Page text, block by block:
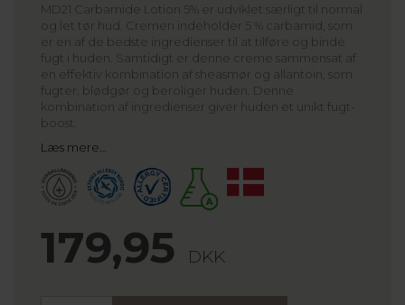
MD21 Carbamide Lotion 5% er udviklet særligt til normal
og let tør hud. Cremen indeholder 5 % carbamid, som
er en af de bedste ingredienser til at tilføre og binde
fugt i huden. Samtidigt er denne creme sammensat af
en effektiv kombination af sheasmør og allantoin, som
fugter, blødgør og beroliger huden. Denne
kombination af ingredienser giver huden et unikt fugt-
boost.
Læs mere…
179,95 DKK